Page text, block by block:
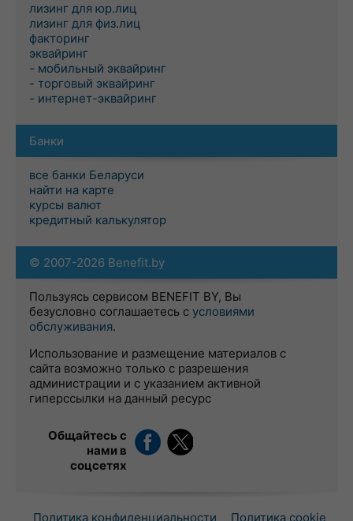
лизинг для юр.лиц
лизинг для физ.лиц
факторинг
эквайринг
- мобильный эквайринг
- торговый эквайринг
- интернет-эквайринг
Банки
все банки Беларуси
найти на карте
курсы валют
кредитный калькулятор
© 2007-2026 Benefit.by
Пользуясь сервисом BENEFIT BY, Вы
безусловно соглашаетесь с условиями
обслуживания.
Использование и размещение материалов с
сайта возможно только с разрешения
администрации и с указанием активной
гиперссылки на данный ресурс
Общайтесь с
нами в
соцсетях
Политика конфиденциальности Политика cookie